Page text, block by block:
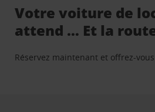
Votre voiture de
attend … Et la
Réservez maintenant et offrez-